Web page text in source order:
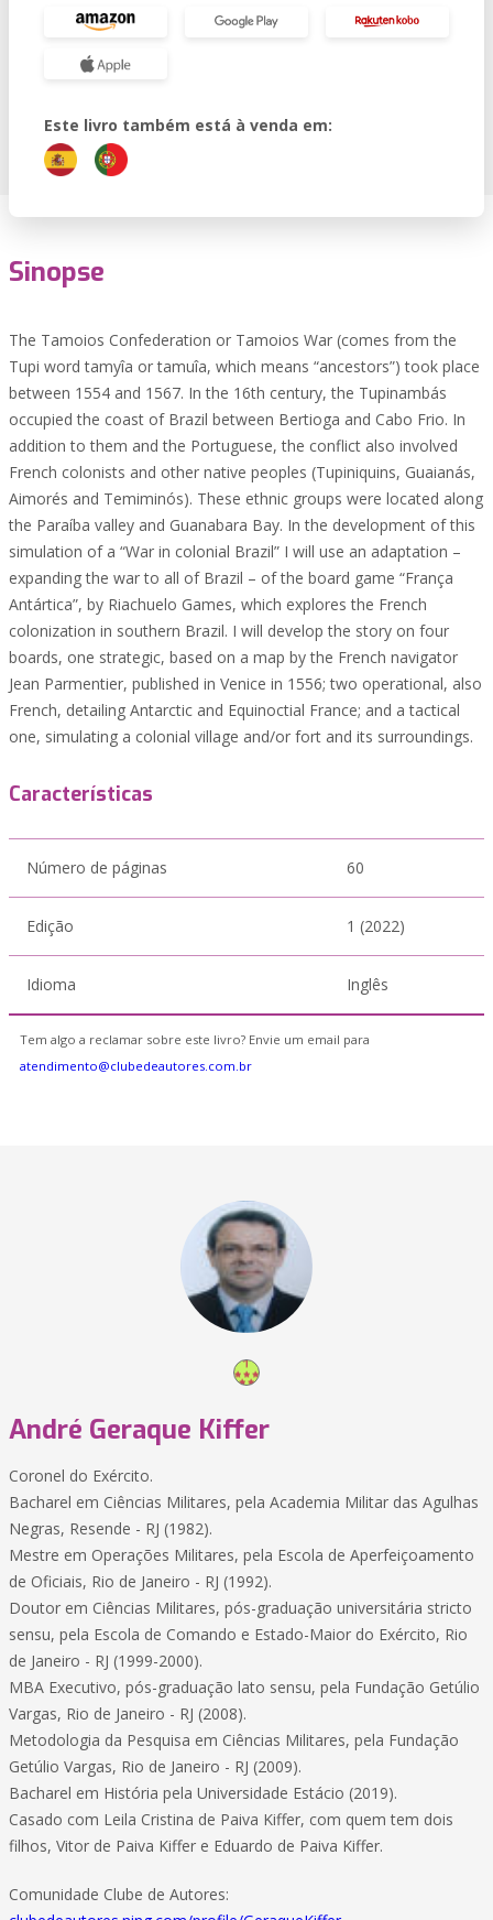
Este livro também está à venda em:
Sinopse
The Tamoios Confederation or Tamoios War (comes from the
Tupi word tamyîa or tamuîa, which means “ancestors”) took place
between 1554 and 1567. In the 16th century, the Tupinambás
occupied the coast of Brazil between Bertioga and Cabo Frio. In
addition to them and the Portuguese, the conflict also involved
French colonists and other native peoples (Tupiniquins, Guaianás,
Aimorés and Temiminós). These ethnic groups were located along
the Paraíba valley and Guanabara Bay. In the development of this
simulation of a “War in colonial Brazil” I will use an adaptation –
expanding the war to all of Brazil – of the board game “França
Antártica”, by Riachuelo Games, which explores the French
colonization in southern Brazil. I will develop the story on four
boards, one strategic, based on a map by the French navigator
Jean Parmentier, published in Venice in 1556; two operational, also
French, detailing Antarctic and Equinoctial France; and a tactical
one, simulating a colonial village and/or fort and its surroundings.
Características
Número de páginas 60
Edição 1 (2022)
Idioma Inglês
Tem algo a reclamar sobre este livro? Envie um email para
atendimento@clubedeautores.com.br
André Geraque Kiffer
Coronel do Exército.
Bacharel em Ciências Militares, pela Academia Militar das Agulhas
Negras, Resende - RJ (1982).
Mestre em Operações Militares, pela Escola de Aperfeiçoamento
de Oficiais, Rio de Janeiro - RJ (1992).
Doutor em Ciências Militares, pós-graduação universitária stricto
sensu, pela Escola de Comando e Estado-Maior do Exército, Rio
de Janeiro - RJ (1999-2000).
MBA Executivo, pós-graduação lato sensu, pela Fundação Getúlio
Vargas, Rio de Janeiro - RJ (2008).
Metodologia da Pesquisa em Ciências Militares, pela Fundação
Getúlio Vargas, Rio de Janeiro - RJ (2009).
Bacharel em História pela Universidade Estácio (2019).
Casado com Leila Cristina de Paiva Kiffer, com quem tem dois
filhos, Vitor de Paiva Kiffer e Eduardo de Paiva Kiffer.
Comunidade Clube de Autores: